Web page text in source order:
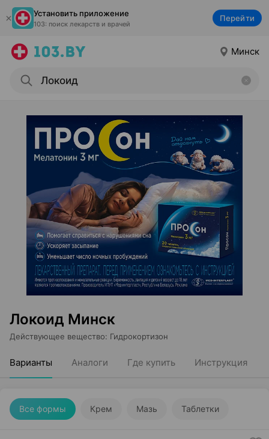
Установить приложение
103: поиск лекарств и врачей
Перейти
Минск
Локоид Минск
Действующее вещество: Гидрокортизон
Варианты Аналоги Где купить Инструкция
Все формы Крем Мазь Таблетки